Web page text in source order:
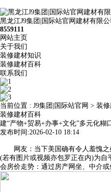
黑龙江J9集团|国际站官网建材有限
8559111
网站主页
关于我们
装修建材知识
装修建材百科
联系我们
当前位置 : J9集团|国际站官网 > 装
装修建材百科
建“产物+贸易+办事+文化”多元化糊
发布时间:2026-02-10 18:14
网友：当下美国确有令人羞愧之
(若有图片或视频亦包罗正在内)为自
会房价走势：通过房产网坐、中介或